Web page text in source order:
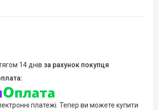
14 днів за рахунок покупця
платежі. Тепер ви можете купити